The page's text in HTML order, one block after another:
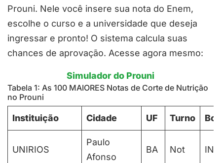
Prouni. Nele você insere sua nota do Enem,
escolhe o curso e a universidade que deseja
ingressar e pronto! O sistema calcula suas
chances de aprovação. Acesse agora mesmo:
Simulador do Prouni
Tabela 1: As 100 MAIORES Notas de Corte de Nutrição
no Prouni
Instituição Cidade UF Turno
UNIRIOS
Paulo
Afonso
BA Not